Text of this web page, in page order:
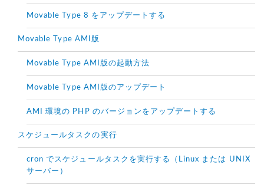
Movable Type 8 をアップデートする
Movable Type AMI版
Movable Type AMI版の起動方法
Movable Type AMI版のアップデート
AMI 環境の PHP のバージョンをアップデートする
スケジュールタスクの実行
cron でスケジュールタスクを実行する（Linux または UNIX
サーバー）